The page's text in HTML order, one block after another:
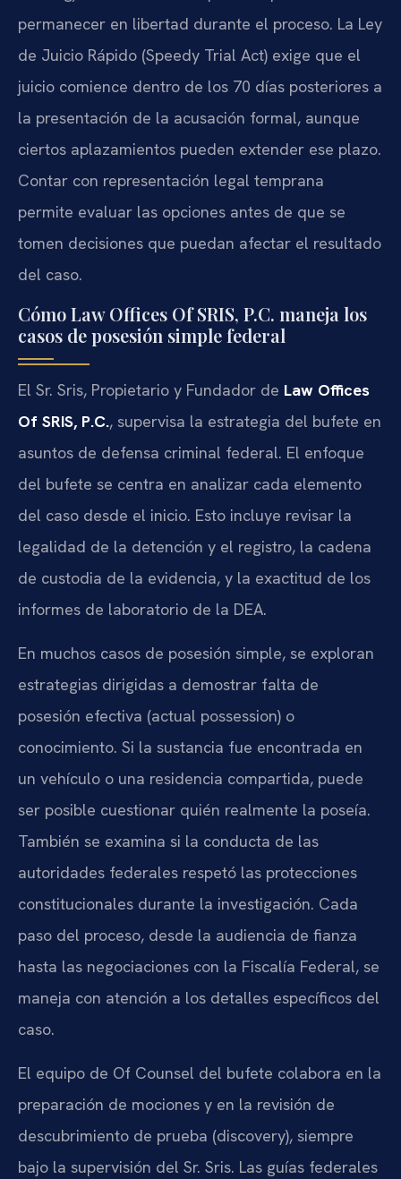
permanecer en libertad durante el proceso. La Ley
de Juicio Rápido (Speedy Trial Act) exige que el
juicio comience dentro de los 70 días posteriores a
la presentación de la acusación formal, aunque
ciertos aplazamientos pueden extender ese plazo.
Contar con representación legal temprana
permite evaluar las opciones antes de que se
tomen decisiones que puedan afectar el resultado
del caso.
Cómo Law Offices Of SRIS, P.C. maneja los
casos de posesión simple federal
El Sr. Sris, Propietario y Fundador de Law Offices
Of SRIS, P.C., supervisa la estrategia del bufete en
asuntos de defensa criminal federal. El enfoque
del bufete se centra en analizar cada elemento
del caso desde el inicio. Esto incluye revisar la
legalidad de la detención y el registro, la cadena
de custodia de la evidencia, y la exactitud de los
informes de laboratorio de la DEA.
En muchos casos de posesión simple, se exploran
estrategias dirigidas a demostrar falta de
posesión efectiva (actual possession) o
conocimiento. Si la sustancia fue encontrada en
un vehículo o una residencia compartida, puede
ser posible cuestionar quién realmente la poseía.
También se examina si la conducta de las
autoridades federales respetó las protecciones
constitucionales durante la investigación. Cada
paso del proceso, desde la audiencia de fianza
hasta las negociaciones con la Fiscalía Federal, se
maneja con atención a los detalles específicos del
caso.
El equipo de Of Counsel del bufete colabora en la
preparación de mociones y en la revisión de
descubrimiento de prueba (discovery), siempre
bajo la supervisión del Sr. Sris. Las guías federales